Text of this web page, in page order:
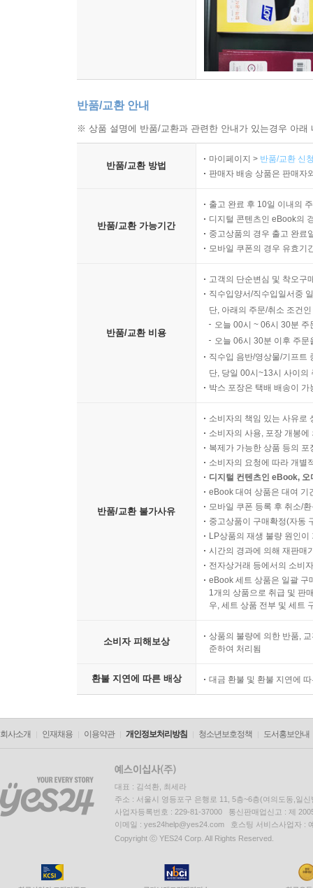
반품/교환 안내
※ 상품 설명에 반품/교환과 관련한 안내가 있는경우 아
반품/교환 방법
마이페이지 > 반품/교환 신
판매자 배송 상품은 판매자
반품/교환 가능기간
출고 완료 후 10일 이내의
디지털 콘텐츠인 eBook의
중고상품의 경우 출고 완료
모바일 쿠폰의 경우 유효기
반품/교환 비용
고객의 단순변심 및 착오구
직수입양서/직수입일서중
단, 아래의 주문/취소 조건
오늘 00시 ~ 06시 30분
오늘 06시 30분 이후 주
직수입 음반/영상물/기프트
단, 당일 00시~13시 사이의
박스 포장은 택배 배송이
반품/교환 불가사유
소비자의 책임 있는 사유로
소비자의 사용, 포장 개봉
복제가 가능한 상품 등의
소비자의 요청에 따라 개별
디지털 컨텐츠인 eBook,
eBook 대여 상품은 대여 기
모바일 쿠폰 등록 후 취소/
중고상품이 구매확정(자동
LP상품의 재생 불량 원인
시간의 경과에 의해 재판매
전자상거래 등에서의 소비
eBook 세트 상품은 일괄 구
1개의 상품으로 취급 및 판
우, 세트 상품 전부 및 세트
소비자 피해보상
상품의 불량에 의한 반품,
준하여 처리됨
환불 지연에 따른 배상 대금 환불 및 환불 지연에
회사소개 인재채용 이용약관 개인정보처리방침 청소년보호정책 도서홍보안내
대표 : 김석환, 최세라
주소 : 서울시 영등포구 은행로 11, 5층~6층(여의도동,일신
사업자등록번호 : 229-81-37000 통신판매업신고 : 제
이메일 : yes24help@yes24.com 호스팅 서비스사업자 :
Copyright ⓒ YES24 Corp. All Rights Reserved.